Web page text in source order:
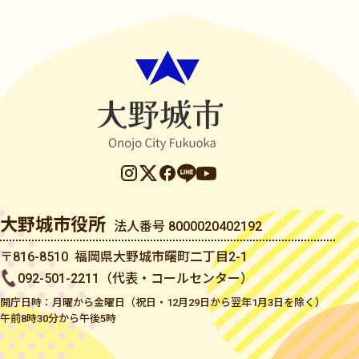
大野城市役所 法人番号 8000020402192
〒816-8510 福岡県大野城市曙町二丁目2-1
092-501-2211（代表・コールセンター）
開庁日時：月曜から金曜日（祝日・12月29日から翌年1月3日を除く）
午前8時30分から午後5時